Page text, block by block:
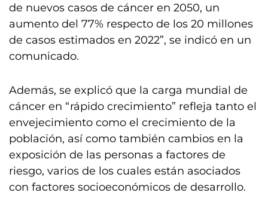
de nuevos casos de cáncer en 2050, un
aumento del 77% respecto de los 20 millones
de casos estimados en 2022”, se indicó en un
comunicado.
Además, se explicó que la carga mundial de
cáncer en “rápido crecimiento” refleja tanto el
envejecimiento como el crecimiento de la
población, así como también cambios en la
exposición de las personas a factores de
riesgo, varios de los cuales están asociados
con factores socioeconómicos de desarrollo.